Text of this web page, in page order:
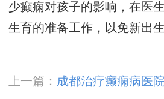
少癫痫对孩子的影响，在医
生育的准备工作，以免新出
上一篇： 成都治疗癫痫病医